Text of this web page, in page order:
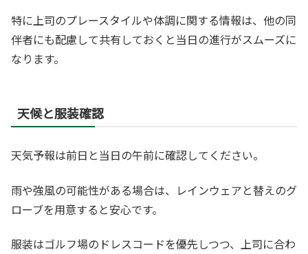
特に上司のプレースタイルや体調に関する情報は、他の同
伴者にも配慮して共有しておくと当日の進行がスムーズに
なります。
天候と服装確認
天気予報は前日と当日の午前に確認してください。
雨や強風の可能性がある場合は、レインウェアと替えのグ
ローブを用意すると安心です。
服装はゴルフ場のドレスコードを優先しつつ、上司に合わ